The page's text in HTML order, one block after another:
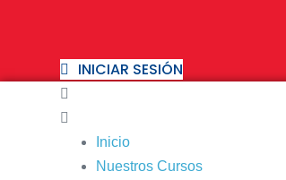
contenido
INICIAR SESIÓN
Inicio
Nuestros Cursos